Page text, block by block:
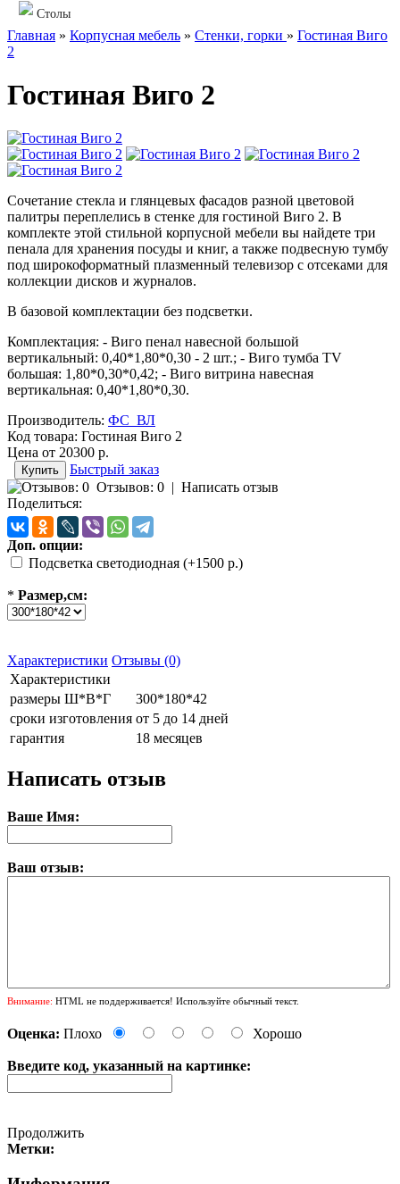
Столы
Главная » Корпусная мебель » Стенки, горки » Гостиная Виго
2
Гостиная Виго 2
Сочетание стекла и глянцевых фасадов разной цветовой
палитры переплелись в стенке для гостиной Виго 2. В
комплекте этой стильной корпусной мебели вы найдете три
пенала для хранения посуды и книг, а также подвесную тумбу
под широкоформатный плазменный телевизор с отсеками для
коллекции дисков и журналов.
В базовой комплектации без подсветки.
Комплектация: - Виго пенал навесной большой
вертикальный: 0,40*1,80*0,30 - 2 шт.; - Виго тумба ТV
большая: 1,80*0,30*0,42; - Виго витрина навесная
вертикальная: 0,40*1,80*0,30.
Производитель: ФС_ВЛ
Код товара: Гостиная Виго 2
Цена от 20300 р.
Быстрый заказ
Отзывов: 0 | Написать отзыв
Поделиться:
Доп. опции:
Подсветка светодиодная (+1500 р.)
* Размер,см:
Характеристики Отзывы (0)
Характеристики
размеры Ш*В*Г
300*180*42
сроки изготовления от 5 до 14 дней
гарантия
18 месяцев
Написать отзыв
Ваше Имя:
Ваш отзыв:
Внимание: HTML не поддерживается! Используйте обычный текст.
Оценка: Плохо Хорошо
Введите код, указанный на картинке:
Продолжить
Метки: